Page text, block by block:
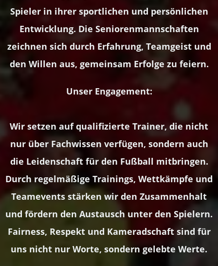
Spieler in ihrer sportlichen und persönlichen
Entwicklung. Die Seniorenmannschaften
zeichnen sich durch Erfahrung, Teamgeist und
den Willen aus, gemeinsam Erfolge zu feiern.
Unser Engagement:
Wir setzen auf qualifizierte Trainer, die nicht
nur über Fachwissen verfügen, sondern auch
die Leidenschaft für den Fußball mitbringen.
Durch regelmäßige Trainings, Wettkämpfe und
Teamevents stärken wir den Zusammenhalt
und fördern den Austausch unter den Spielern.
Fairness, Respekt und Kameradschaft sind für
uns nicht nur Worte, sondern gelebte Werte.